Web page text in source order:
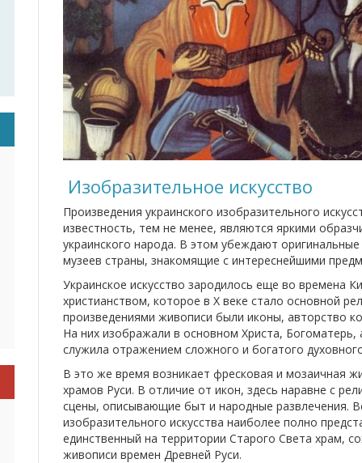
Изобразительное искусство
Произведения украинского изобразительного
известность, тем не менее, являются яркими
украинского народа. В этом убеждают
музеев страны, знакомящие с интереснейшими
Украинское искусство зародилось еще во времена
христианством, которое в Х веке стало основной
произведениями живописи были иконы, авторство
На них изображали в основном Христа, Богоматерь,
служила отражением сложного и богатого
В это же время возникает фресковая и мозаичная
храмов Руси. В отличие от икон, здесь наравне с
сцены, описывающие быт и народные развлечения.
изобразительного искусства наиболее полно
единственный на территории Старого Света храм,
живописи времен Древней Руси.